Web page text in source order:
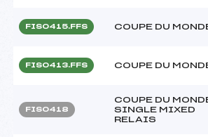
FIS0415.FFS COUPE DU
FIS0413.FFS COUPE DU
FIS0418
COUPE DU
SINGLE MIXED
RELAIS